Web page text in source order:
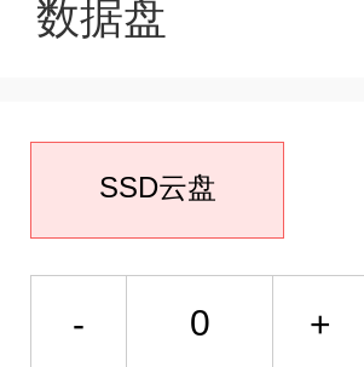
数据盘
SSD云盘